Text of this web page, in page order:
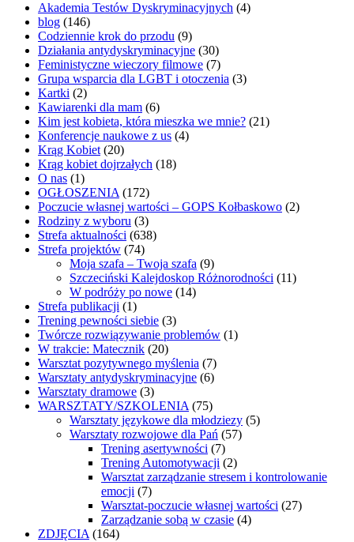
Akademia Testów Dyskryminacyjnych (4)
blog (146)
Codziennie krok do przodu (9)
Działania antydyskryminacyjne (30)
Feministyczne wieczory filmowe (7)
Grupa wsparcia dla LGBT i otoczenia (3)
Kartki (2)
Kawiarenki dla mam (6)
Kim jest kobieta, która mieszka we mnie? (21)
Konferencje naukowe z us (4)
Krąg Kobiet (20)
Krąg kobiet dojrzałych (18)
O nas (1)
OGŁOSZENIA (172)
Poczucie własnej wartości – GOPS Kołbaskowo (2)
Rodziny z wyboru (3)
Strefa aktualności (638)
Strefa projektów (74)
Moja szafa – Twoja szafa (9)
Szczeciński Kalejdoskop Różnorodności (11)
W podróży po nowe (14)
Strefa publikacji (1)
Trening pewności siebie (3)
Twórcze rozwiązywanie problemów (1)
W trakcie: Matecznik (20)
Warsztat pozytywnego myślenia (7)
Warsztaty antydyskryminacyjne (6)
Warsztaty dramowe (3)
WARSZTATY/SZKOLENIA (75)
Warsztaty językowe dla młodziezy (5)
Warsztaty rozwojowe dla Pań (57)
Trening asertywności (7)
Trening Automotywacji (2)
Warsztat zarządzanie stresem i kontrolowanie
emocji (7)
Warsztat-poczucie własnej wartości (27)
Zarządzanie sobą w czasie (4)
ZDJĘCIA (164)